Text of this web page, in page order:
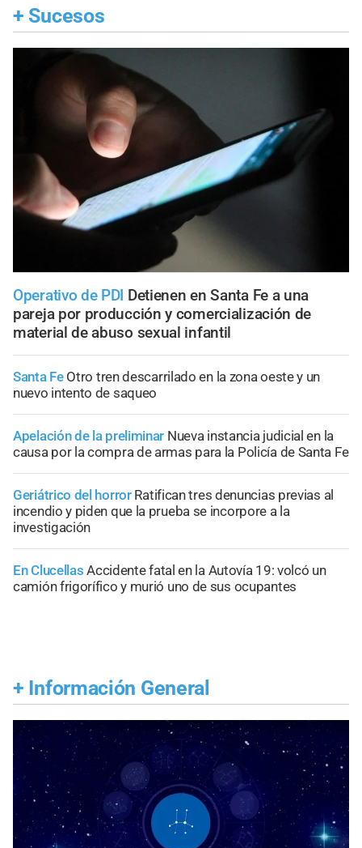
+ Sucesos
Operativo de PDI Detienen en Santa Fe a una
pareja por producción y comercialización de
material de abuso sexual infantil
Santa Fe Otro tren descarrilado en la zona oeste y un
nuevo intento de saqueo
Apelación de la preliminar Nueva instancia judicial en la
causa por la compra de armas para la Policía de Santa Fe
Geriátrico del horror Ratifican tres denuncias previas al
incendio y piden que la prueba se incorpore a la
investigación
En Clucellas Accidente fatal en la Autovía 19: volcó un
camión frigorífico y murió uno de sus ocupantes
+ Información General